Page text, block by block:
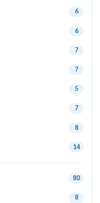
6
6
7
7
5
7
8
14
80
8